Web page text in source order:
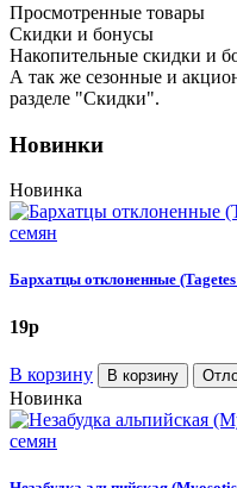
Просмотренные товары
Cкидки и бонусы
Накопительные скидки и
А так же сезонные и
разделе "Скидки".
Новинки
Новинка
Бархатцы отклоненные
19p
В корзину В корзину
Новинка